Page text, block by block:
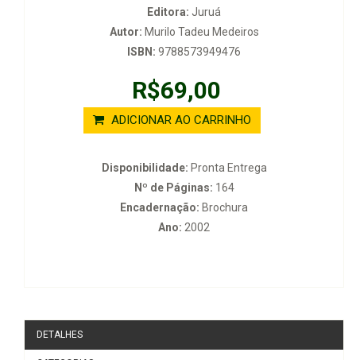
Editora: Juruá
Autor: Murilo Tadeu Medeiros
ISBN: 9788573949476
R$69,00
ADICIONAR AO CARRINHO
Disponibilidade: Pronta Entrega
Nº de Páginas: 164
Encadernação: Brochura
Ano: 2002
DETALHES